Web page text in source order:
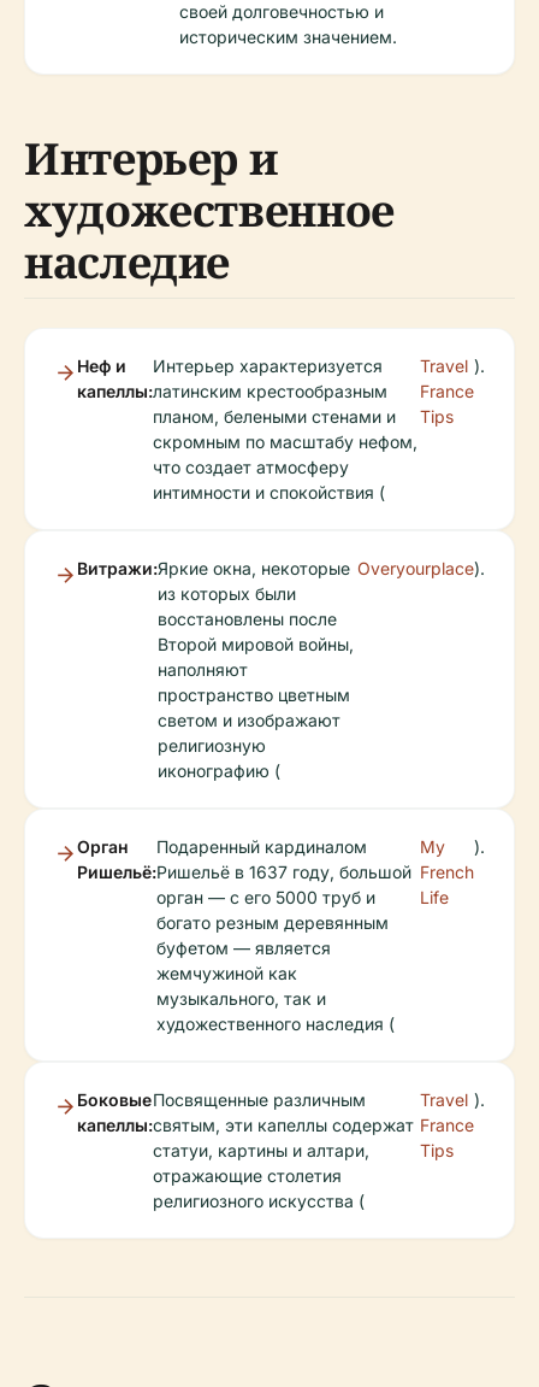
своей долговечностью и
историческим значением.
Интерьер и
художественное
наследие
Неф и
капеллы:
Интерьер характеризуется
латинским крестообразным
планом, белеными стенами и
скромным по масштабу нефом,
что создает атмосферу
интимности и спокойствия (
Travel
France
Tips
).
Витражи:Яркие окна, некоторые
из которых были
восстановлены после
Второй мировой войны,
наполняют
пространство цветным
светом и изображают
религиозную
иконографию (
Overyourplace).
Орган
Ришельё:
Подаренный кардиналом
Ришельё в 1637 году, большой
орган — с его 5000 труб и
богато резным деревянным
буфетом — является
жемчужиной как
музыкального, так и
художественного наследия (
My
French
Life
).
Боковые
капеллы:
Посвященные различным
святым, эти капеллы содержат
статуи, картины и алтари,
отражающие столетия
религиозного искусства (
Travel
France
Tips
).